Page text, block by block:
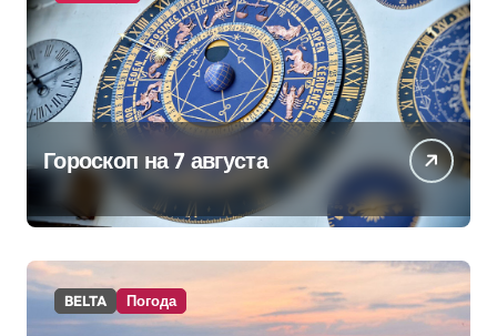
Гороскоп на 7 августа
BELTA Погода